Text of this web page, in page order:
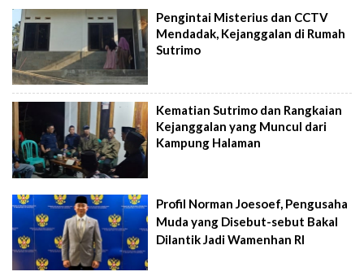
Pengintai Misterius dan CCTV
Mendadak, Kejanggalan di Rumah
Sutrimo
Kematian Sutrimo dan Rangkaian
Kejanggalan yang Muncul dari
Kampung Halaman
Profil Norman Joesoef, Pengusaha
Muda yang Disebut-sebut Bakal
Dilantik Jadi Wamenhan RI